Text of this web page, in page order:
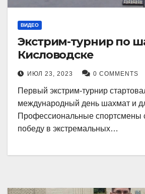
ВИДЕО
Экстрим-турнир по
Кисловодске
ИЮЛ 23, 2023 0 COMMENTS
Первый экстрим-турнир
международный день шахмат и
Профессиональные спортсмены
победу в экстремальных…